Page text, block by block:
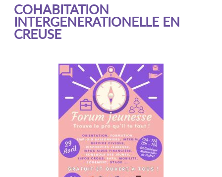
COHABITATION
INTERGENERATIONELLE EN
CREUSE